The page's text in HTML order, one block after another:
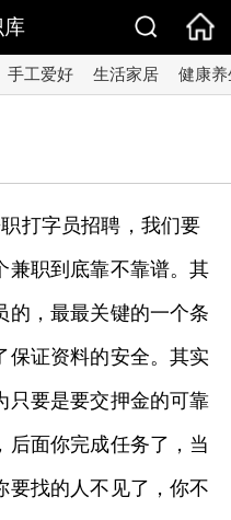
库
手工爱好 生活家居 健康养
打字员招聘，我们要
兼职到底靠不靠谱。其
的，最最关键的一个条
保证资料的安全。其实
只要是要交押金的可靠
后面你完成任务了，当
要找的人不见了，你不